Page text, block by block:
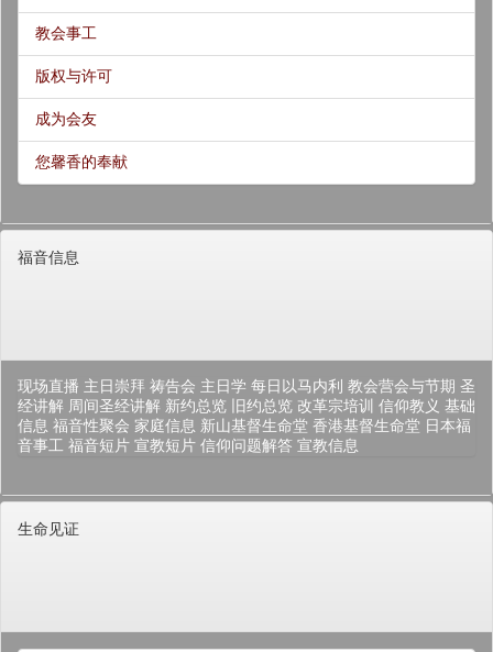
教会事工
版权与许可
成为会友
您馨香的奉献
福音信息
现场直播 主日崇拜 祷告会 主日学 每日以马内利 教会营会与节期 圣
经讲解 周间圣经讲解 新约总览 旧约总览 改革宗培训 信仰教义 基础
信息 福音性聚会 家庭信息 新山基督生命堂 香港基督生命堂 日本福
音事工 福音短片 宣教短片 信仰问题解答 宣教信息
生命见证